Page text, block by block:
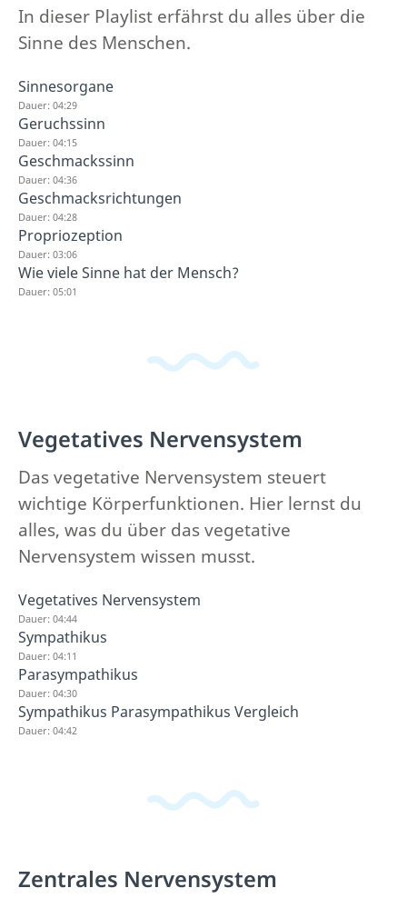
In dieser Playlist erfährst du alles über die
Sinne des Menschen.
Sinnesorgane
Dauer: 04:29
Geruchssinn
Dauer: 04:15
Geschmackssinn
Dauer: 04:36
Geschmacksrichtungen
Dauer: 04:28
Propriozeption
Dauer: 03:06
Wie viele Sinne hat der Mensch?
Dauer: 05:01
Vegetatives Nervensystem
Das vegetative Nervensystem steuert
wichtige Körperfunktionen. Hier lernst du
alles, was du über das vegetative
Nervensystem wissen musst.
Vegetatives Nervensystem
Dauer: 04:44
Sympathikus
Dauer: 04:11
Parasympathikus
Dauer: 04:30
Sympathikus Parasympathikus Vergleich
Dauer: 04:42
Zentrales Nervensystem